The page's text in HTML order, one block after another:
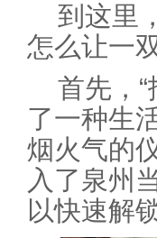
到这里
怎么让一
首先，
了一种生
烟火气的
入了泉州
以快速解